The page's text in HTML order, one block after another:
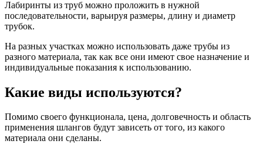
Лабиринты из труб можно проложить в нужной
последовательности, варьируя размеры, длину и диаметр
трубок.
На разных участках можно использовать даже трубы из
разного материала, так как все они имеют свое назначение и
индивидуальные показания к использованию.
Какие виды используются?
Помимо своего функционала, цена, долговечность и область
применения шлангов будут зависеть от того, из какого
материала они сделаны.